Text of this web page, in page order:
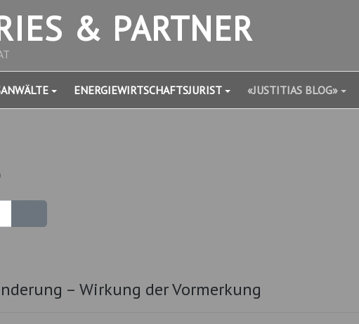
& PARTNER
ENERGIEWIRTSCHAFTSJURIST «JUSTITIAS BLOG»
– Wirkung der Vormerkung